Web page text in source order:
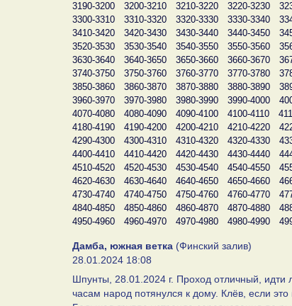
3190-3200
3200-3210 3210-3220 3220-3230
3300-3310
3310-3320 3320-3330 3330-3340
3410-3420
3420-3430 3430-3440 3440-3450
3520-3530
3530-3540 3540-3550 3550-3560
3630-3640
3640-3650 3650-3660 3660-3670
3740-3750
3750-3760 3760-3770 3770-3780
3850-3860
3860-3870 3870-3880 3880-3890
3960-3970
3970-3980 3980-3990 3990-4000
4070-4080
4080-4090 4090-4100 4100-4110
4180-4190
4190-4200 4200-4210 4210-4220
4290-4300
4300-4310 4310-4320 4320-4330
4400-4410
4410-4420 4420-4430 4430-4440
4510-4520
4520-4530 4530-4540 4540-4550
4620-4630
4630-4640 4640-4650 4650-4660
4730-4740
4740-4750 4750-4760 4760-4770
4840-4850
4850-4860 4860-4870 4870-4880
4950-4960
4960-4970 4970-4980 4980-4990
Дамба, южная ветка (Финский залив)
28.01.2024 18:08
Шпунты, 28.01.2024 г. Проход отличный, идти
часам народ потянулся к дому. Клёв, если